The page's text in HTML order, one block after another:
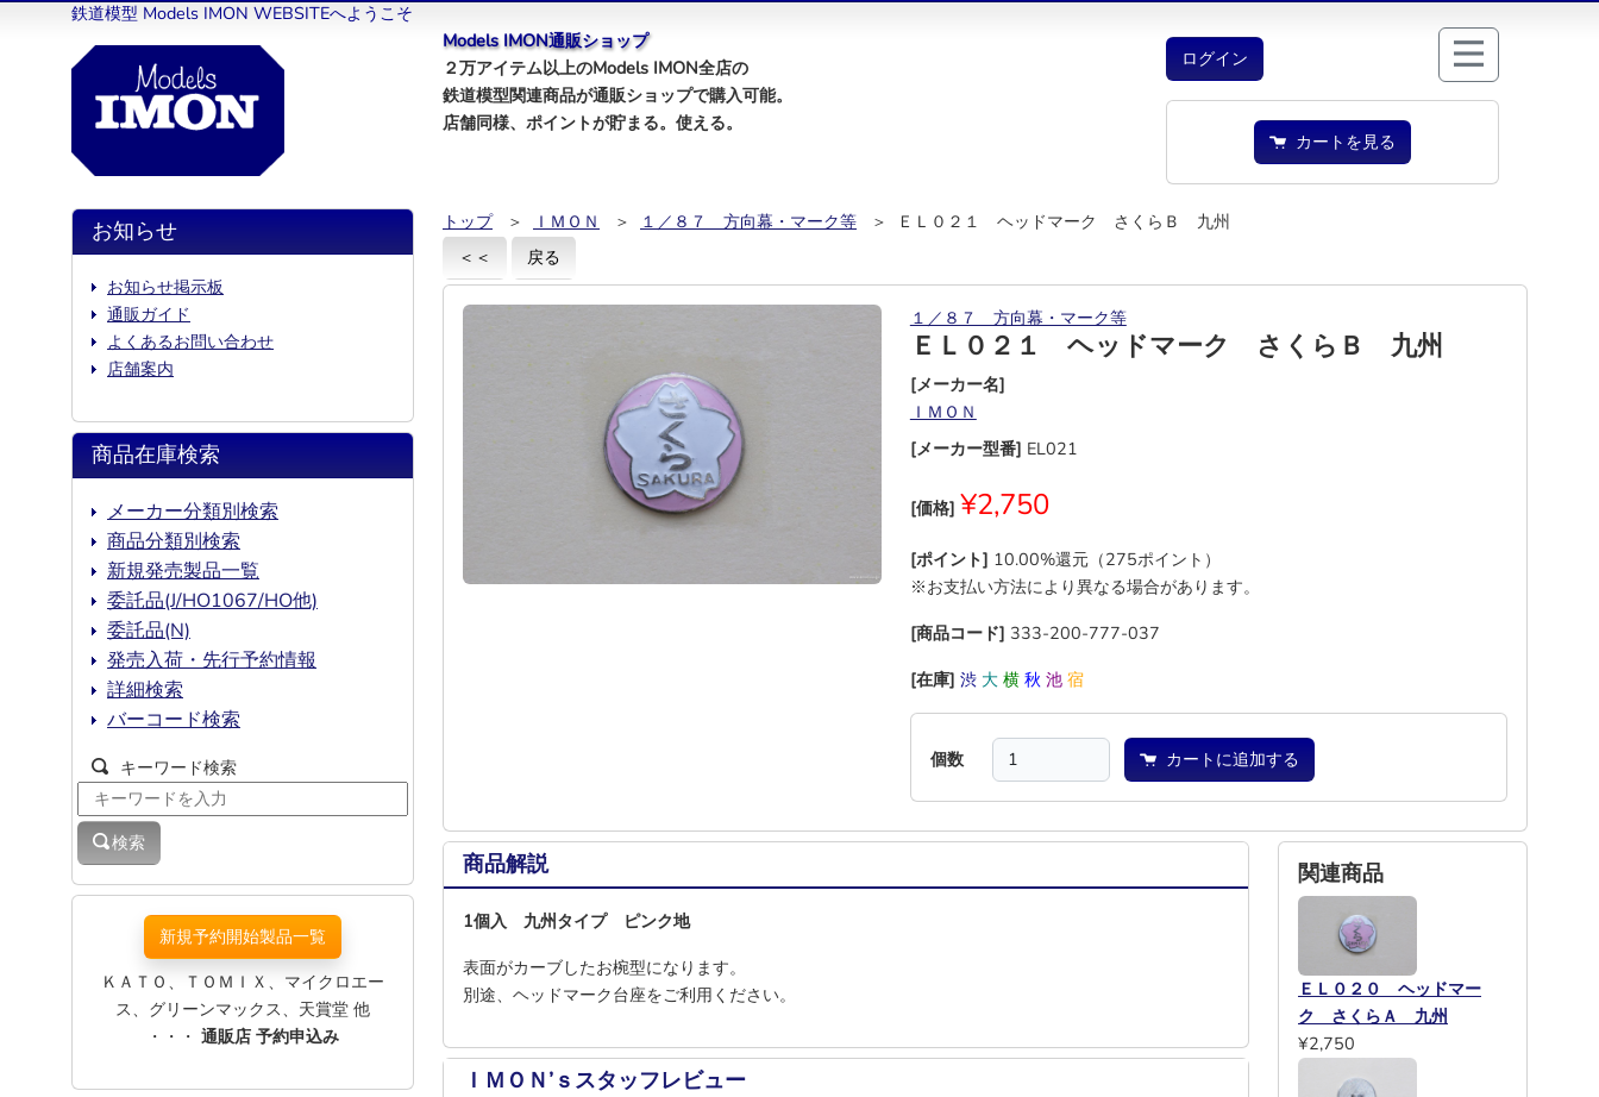
鉄道模型 Models IMON WEBSITEへようこそ
Models IMON通販ショップ
２万アイテム以上のModels IMON全店の
鉄道模型関連商品が通販ショップで購入可能。
店舗同様、ポイントが貯まる。使える。
ログイン
カートを見る
トップ ＞ ＩＭＯＮ ＞ １／８７ 方向幕・マーク等
＞ ＥＬ０２１ ヘッドマーク さくらＢ 九州
＜＜
戻る
１／８７ 方向幕・マーク等
ＥＬ０２１ ヘッドマーク さくらＢ 九州
[メーカー名]
ＩＭＯＮ
[メーカー型番] EL021
[価格] ¥2,750
[ポイント] 10.00%還元（275ポイント）
※お支払い方法により異なる場合があります。
[商品コード] 333-200-777-037
[在庫] 渋 大 横 秋 池 宿
個数 カートに追加する
商品解説
1個入 九州タイプ ピンク地
表面がカーブしたお椀型になります。
別途、ヘッドマーク台座をご利用ください。
ＩＭＯＮ’ｓスタッフレビュー
関連商品
ＥＬ０２０ ヘッドマー
ク さくらＡ 九州
¥2,750
お知らせ
お知らせ掲示板
通販ガイド
よくあるお問い合わせ
店舗案内
商品在庫検索
メーカー分類別検索
商品分類別検索
新規発売製品一覧
委託品(J/HO1067/HO他)
委託品(N)
発売入荷・先行予約情報
詳細検索
バーコード検索
キーワード検索
検索
新規予約開始製品一覧
ＫＡＴＯ、ＴＯＭＩＸ、マイクロエー
ス、グリーンマックス、天賞堂 他
・・・ 通販店 予約申込み